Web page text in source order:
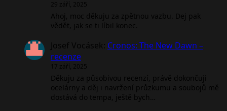
29 září, 2025
Ahoj, moc děkuju za zpětnou vazbu. Dej pak
vědět, jak se ti líbil konec.
Josef Vocásek: Cronos: The New Dawn –
recenze
17 září, 2025
Děkuju za působivou recenzí, právě dokončuji
ocelárny a děj i navržení průzkumu a soubojů mě
dostává do tempa, ještě bych…